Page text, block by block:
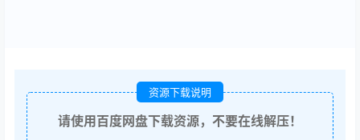
资源下载说明
请使用百度网盘下载资源，不要在线解压！